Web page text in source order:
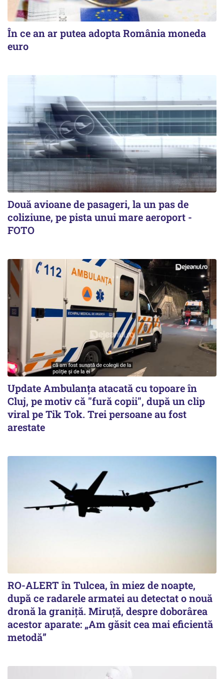
În ce an ar putea adopta România moneda
euro
Două avioane de pasageri, la un pas de
coliziune, pe pista unui mare aeroport -
FOTO
Update Ambulanța atacată cu topoare în
Cluj, pe motiv că "fură copii", după un clip
viral pe Tik Tok. Trei persoane au fost
arestate
RO-ALERT în Tulcea, în miez de noapte,
după ce radarele armatei au detectat o nouă
dronă la graniță. Miruță, despre doborârea
acestor aparate: „Am găsit cea mai eficientă
metodă”